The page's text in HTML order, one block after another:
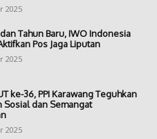
2025
Tahun Baru, IWO Indonesia
Pos Jaga Liputan
2025
ke-36, PPI Karawang Teguhkan
Sosial dan Semangat
2025